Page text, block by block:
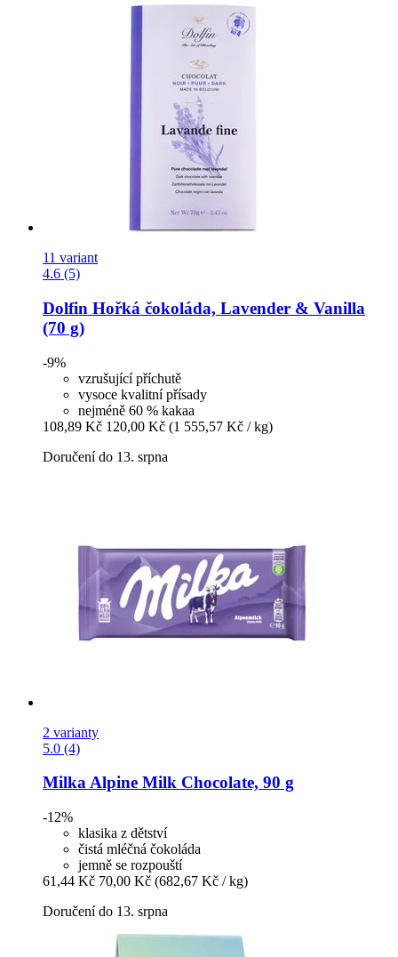
11 variant
4.6 (5)
Dolfin Hořká čokoláda, Lavender & Vanilla
(70 g)
-9%
vzrušující příchutě
vysoce kvalitní přísady
nejméně 60 % kakaa
108,89 Kč 120,00 Kč (1 555,57 Kč / kg)
Doručení do 13. srpna
2 varianty
5.0 (4)
MilkaAlpine Milk Chocolate, 90 g
-12%
klasika z dětství
čistá mléčná čokoláda
jemně se rozpouští
61,44 Kč 70,00 Kč (682,67 Kč / kg)
Doručení do 13. srpna